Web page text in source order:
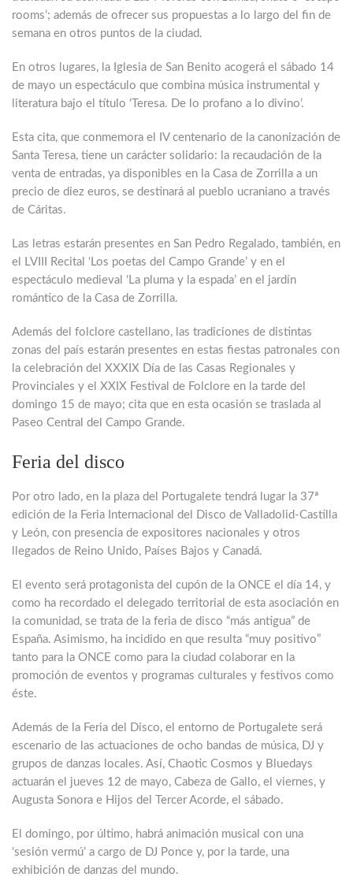
rooms’; además de ofrecer sus propuestas a lo largo del fin de
semana en otros puntos de la ciudad.
En otros lugares, la Iglesia de San Benito acogerá el sábado 14
de mayo un espectáculo que combina música instrumental y
literatura bajo el título ‘Teresa. De lo profano a lo divino’.
Esta cita, que conmemora el IV centenario de la canonización de
Santa Teresa, tiene un carácter solidario: la recaudación de la
venta de entradas, ya disponibles en la Casa de Zorrilla a un
precio de diez euros, se destinará al pueblo ucraniano a través
de Cáritas.
Las letras estarán presentes en San Pedro Regalado, también, en
el LVIII Recital ‘Los poetas del Campo Grande’ y en el
espectáculo medieval ‘La pluma y la espada’ en el jardín
romántico de la Casa de Zorrilla.
Además del folclore castellano, las tradiciones de distintas
zonas del país estarán presentes en estas fiestas patronales con
la celebración del XXXIX Día de las Casas Regionales y
Provinciales y el XXIX Festival de Folclore en la tarde del
domingo 15 de mayo; cita que en esta ocasión se traslada al
Paseo Central del Campo Grande.
Feria del disco
Por otro lado, en la plaza del Portugalete tendrá lugar la 37ª
edición de la Feria Internacional del Disco de Valladolid-Castilla
y León, con presencia de expositores nacionales y otros
llegados de Reino Unido, Países Bajos y Canadá.
El evento será protagonista del cupón de la ONCE el día 14, y
como ha recordado el delegado territorial de esta asociación en
la comunidad, se trata de la feria de disco “más antigua” de
España. Asimismo, ha incidido en que resulta “muy positivo”
tanto para la ONCE como para la ciudad colaborar en la
promoción de eventos y programas culturales y festivos como
éste.
Además de la Feria del Disco, el entorno de Portugalete será
escenario de las actuaciones de ocho bandas de música, DJ y
grupos de danzas locales. Así, Chaotic Cosmos y Bluedays
actuarán el jueves 12 de mayo, Cabeza de Gallo, el viernes, y
Augusta Sonora e Hijos del Tercer Acorde, el sábado.
El domingo, por último, habrá animación musical con una
‘sesión vermú’ a cargo de DJ Ponce y, por la tarde, una
exhibición de danzas del mundo.